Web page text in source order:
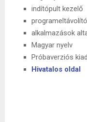
indítópult kezelő
programeltávolító
alkalmazások
Magyar nyelv
Próbaverziós
Hivatalos oldal